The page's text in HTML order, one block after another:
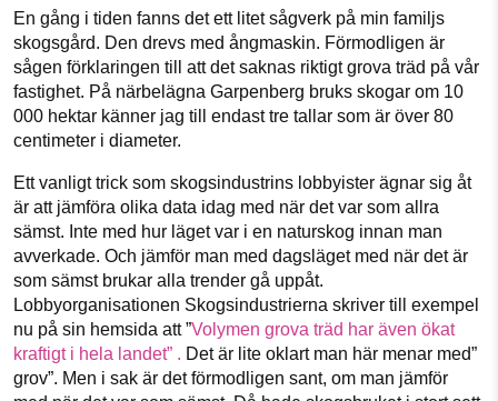
En gång i tiden fanns det ett litet sågverk på min familjs
skogsgård. Den drevs med ångmaskin. Förmodligen är
sågen förklaringen till att det saknas riktigt grova träd på vår
fastighet. På närbelägna Garpenberg bruks skogar om 10
000 hektar känner jag till endast tre tallar som är över 80
centimeter i diameter.
Ett vanligt trick som skogsindustrins lobbyister ägnar sig åt
är att jämföra olika data idag med när det var som allra
sämst. Inte med hur läget var i en naturskog innan man
avverkade. Och jämför man med dagsläget med när det är
som sämst brukar alla trender gå uppåt.
Lobbyorganisationen Skogsindustrierna skriver till exempel
nu på sin hemsida att ”Volymen grova träd har även ökat
kraftigt i hela landet” . Det är lite oklart man här menar med”
grov”. Men i sak är det förmodligen sant, om man jämför